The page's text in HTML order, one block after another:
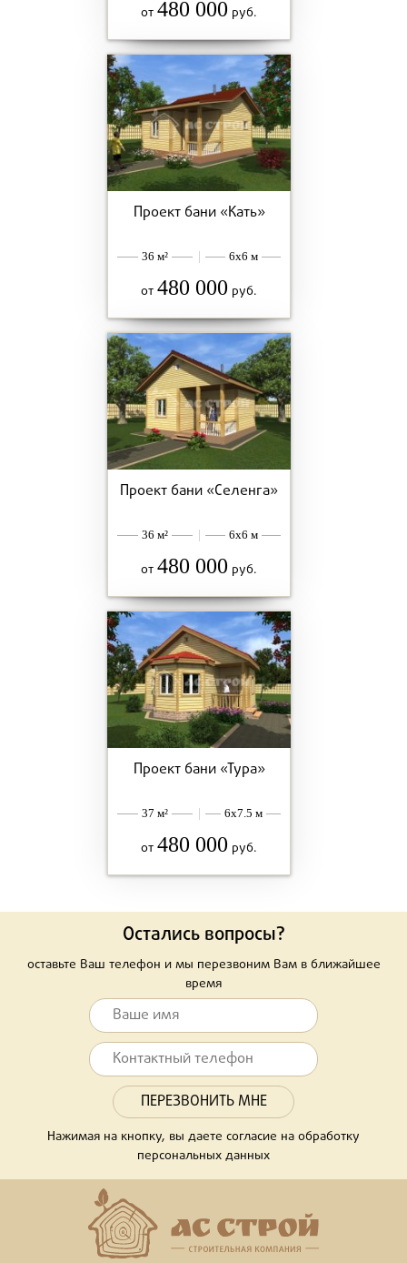
от480 000 руб.
Проект бани «Кать»
36 м² 6x6 м
от480 000 руб.
Проект бани «Селенга»
36 м² 6x6 м
от480 000 руб.
Проект бани «Тура»
37 м² 6x7.5 м
от480 000 руб.
Остались вопросы?
оставьте Ваш телефон и мы перезвоним Вам в ближайшее
время
Нажимая на кнопку, вы даете согласие на обработку
персональных данных